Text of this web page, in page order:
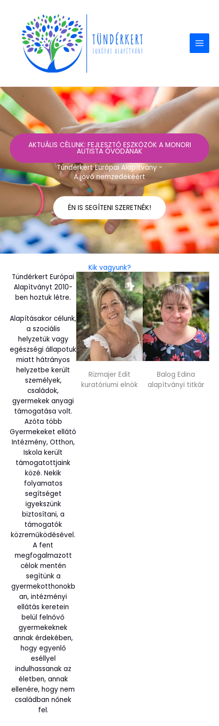
content
AKTUÁLIS CÉLUNK: FEJLESZTŐ ESZKÖZÖK A MONORI
AUTISTA ÓVODÁNAK
Tündérkert Európai Alapítvány -
A jövő nemzedékéért
ÉN IS SEGÍTENI SZERETNÉK!
Kik vagyunk?
Tündérkert Európai
Alapítványt 2010-
ben hoztuk létre.
Alapításakor célunk,
a szociális
helyzetük vagy
egészségi állapotuk
miatt hátrányos
helyzetbe került
személyek,
családok,
gyermekek anyagi
támogatása volt.
Azóta több
Gyermekeket ellátó
Intézmény, Otthon,
Iskola került
támogatottjaink
közé. Nekik
folyamatos
segítséget
igyekszünk
biztosítani, a
támogatók
közreműködésével.
A fent
megfogalmazott
célok mentén
segítünk a
gyermekotthonokb
an, intézményi
ellátás keretein
belül felnővő
gyermekeknek
annak érdekében,
hogy egyenlő
eséllyel
indulhassanak az
életben, annak
ellenére, hogy nem
családban nőnek
fel.
Rizmajer Edit
kuratóriumi elnök
Balog Edina
alapítványi titkár